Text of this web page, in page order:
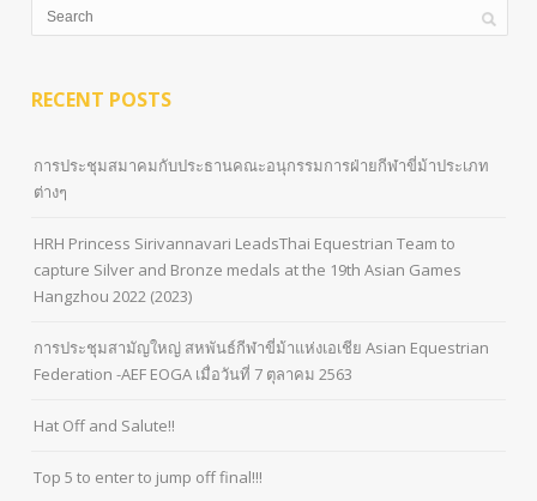
RECENT POSTS
การประชุมสมาคมกับประธานคณะอนุกรรมการฝ่ายกีฬาขี่ม้าประเภท
ต่างๆ
HRH Princess Sirivannavari LeadsThai Equestrian Team to
capture Silver and Bronze medals at the 19th Asian Games
Hangzhou 2022 (2023)
การประชุมสามัญใหญ่ สหพันธ์กีฬาขี่ม้าแห่งเอเชีย Asian Equestrian
Federation -AEF EOGA เมื่อวันที่ 7 ตุลาคม 2563
Hat Off and Salute!!
Top 5 to enter to jump off final!!!